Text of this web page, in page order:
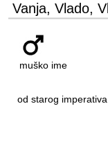
Vanja, Vlado,
muško ime
od starog